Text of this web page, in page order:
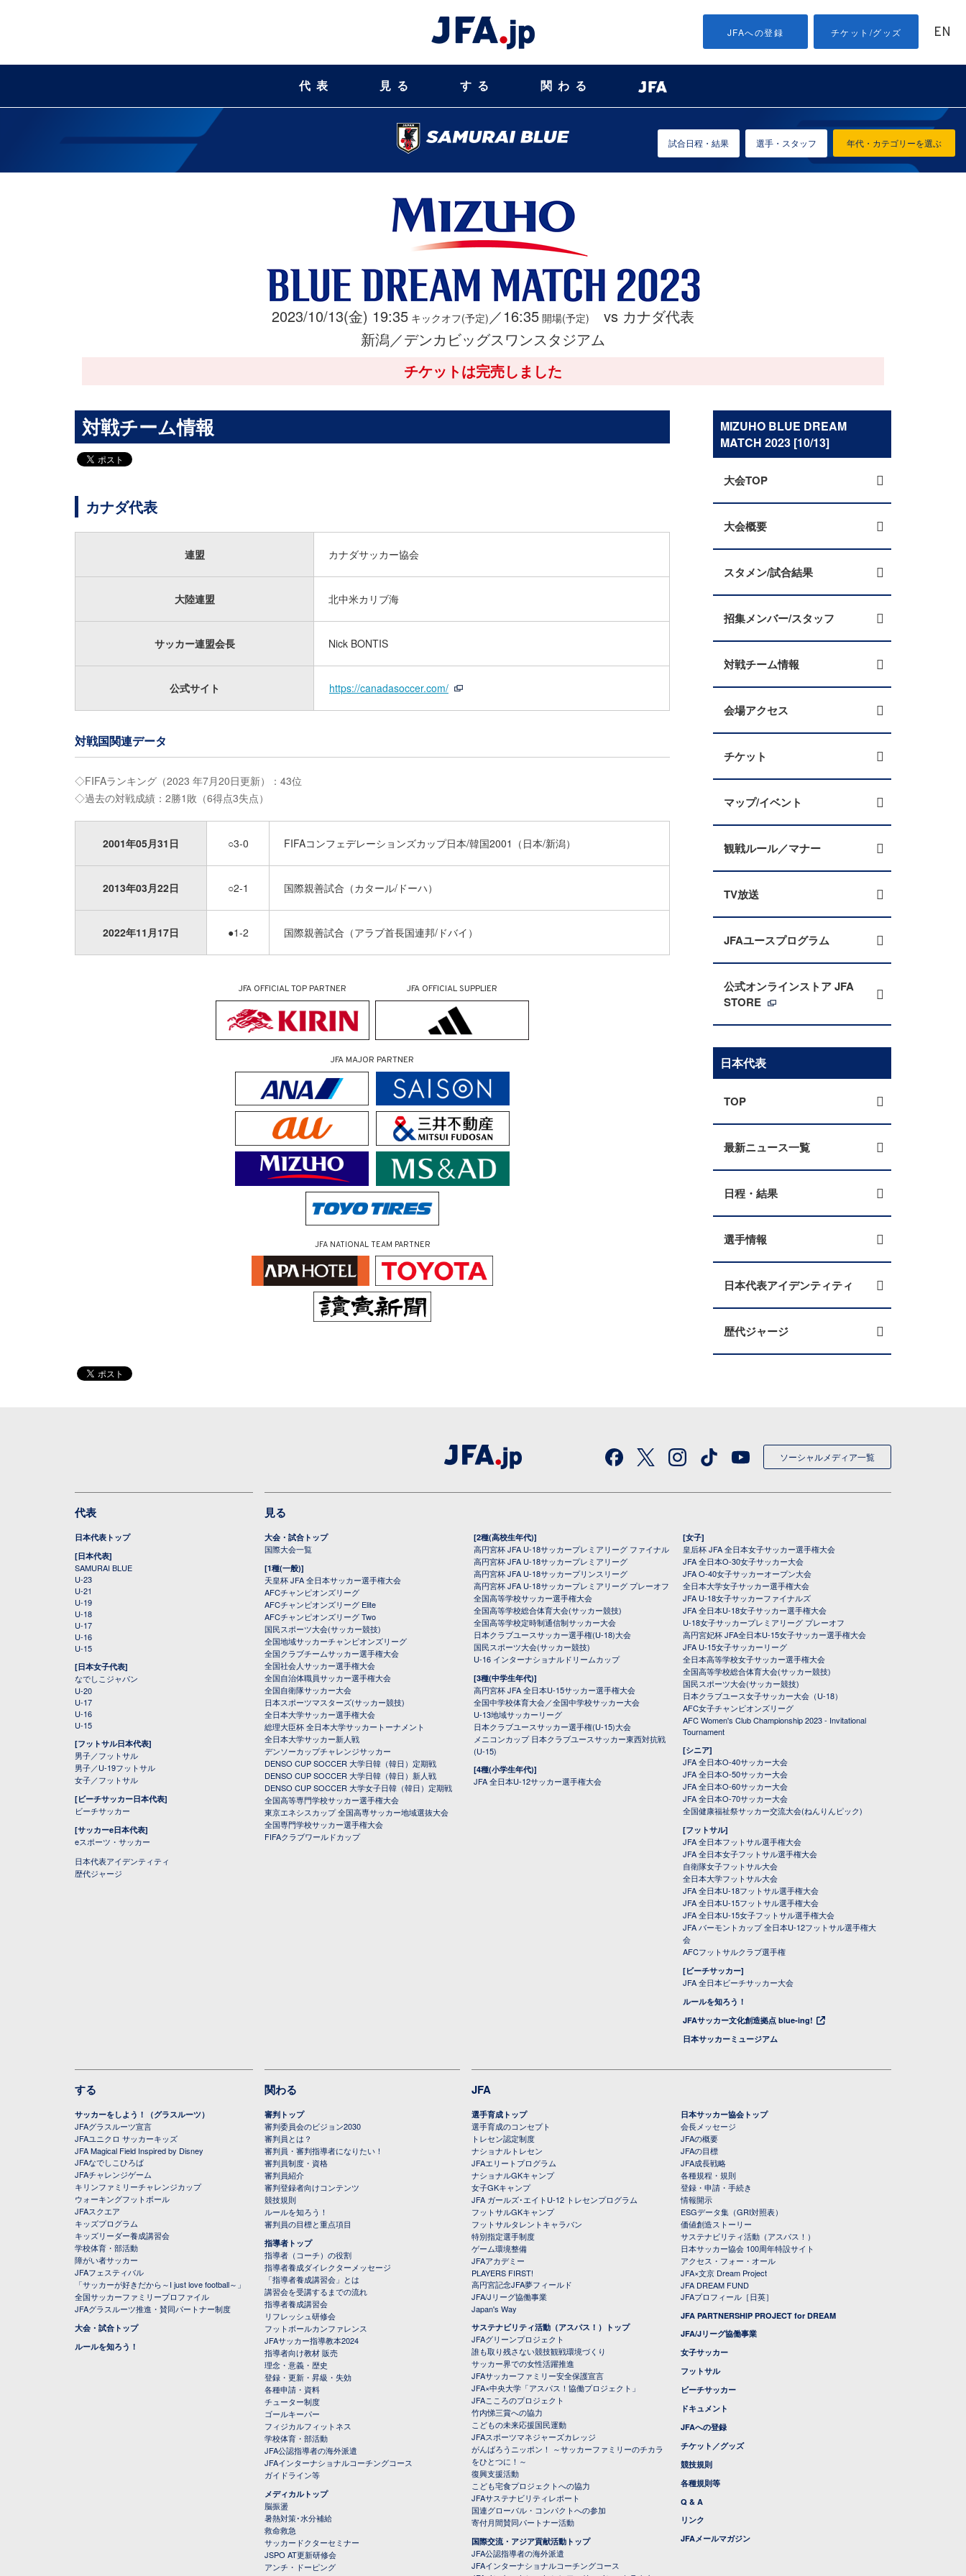
JFAへの登録 チケット/グッズ EN
代表 見る する 関わる
年代・カテゴリーを選ぶ
試合日程・結果 選手・スタッフ
2023/10/13(金) 19:35 キックオフ(予定) ／16:35 開場(予定)
vs カナダ代表
新潟／デンカビッグスワンスタジアム
チケットは完売しました
対戦チーム情報
カナダ代表
連盟 カナダサッカー協会
大陸連盟 北中米カリブ海
サッカー連盟会長 Nick BONTIS
公式サイト https://canadasoccer.com/
対戦国関連データ
◇FIFAランキング（2023 年7月20日更新）：43位
◇過去の対戦成績：2勝1敗（6得点3失点）
2001年05月31日 ○3-0 FIFAコンフェデレーションズカップ日本/韓国2001（日本/新潟）
2013年03月22日 ○2-1 国際親善試合（カタール/ドーハ）
2022年11月17日 ●1-2 国際親善試合（アラブ首長国連邦/ドバイ）
JFA OFFICIALTOP PARTNER JFA OFFICIALSUPPLIER
JFA MAJOR PARTNER
JFA NATIONAL TEAM PARTNER
MIZUHO BLUE DREAM
MATCH 2023 [10/13]
大会TOP
大会概要
スタメン/試合結果
招集メンバー/スタッフ
対戦チーム情報
会場アクセス
チケット
マップ/イベント
観戦ルール／マナー
TV放送
JFAユースプログラム
公式オンラインストア JFA
STORE
日本代表
TOP
最新ニュース一覧
日程・結果
選手情報
日本代表アイデンティティ
歴代ジャージ
ソーシャルメディア一覧
代表
日本代表トップ
[日本代表]
SAMURAI BLUE
U-23
U-21
U-19
U-18
U-17
U-16
U-15
[日本女子代表]
なでしこジャパン
U-20
U-17
U-16
U-15
[フットサル日本代表]
男子／フットサル
男子／U-19フットサル
女子／フットサル
[ビーチサッカー日本代表]
ビーチサッカー
[サッカーe日本代表]
eスポーツ・サッカー
日本代表アイデンティティ
歴代ジャージ
見る
大会・試合トップ
国際大会一覧
[1種(一般)]
天皇杯 JFA 全日本サッカー選手権大会
AFCチャンピオンズリーグ
AFCチャンピオンズリーグ Elite
AFCチャンピオンズリーグ Two
国民スポーツ大会(サッカー競技)
全国地域サッカーチャンピオンズリーグ
全国クラブチームサッカー選手権大会
全国社会人サッカー選手権大会
全国自治体職員サッカー選手権大会
全国自衛隊サッカー大会
日本スポーツマスターズ(サッカー競技)
全日本大学サッカー選手権大会
総理大臣杯 全日本大学サッカートーナメント
全日本大学サッカー新人戦
デンソーカップチャレンジサッカー
DENSO CUP SOCCER 大学日韓（韓日）定期戦
DENSO CUP SOCCER 大学日韓（韓日）新人戦
DENSO CUP SOCCER 大学女子日韓（韓日）定期戦
全国高等専門学校サッカー選手権大会
東京エネシスカップ 全国高専サッカー地域選抜大会
全国専門学校サッカー選手権大会
FIFAクラブワールドカップ
[2種(高校生年代)]
高円宮杯 JFA U-18サッカープレミアリーグ ファイナル
高円宮杯 JFA U-18サッカープレミアリーグ
高円宮杯 JFA U-18サッカープリンスリーグ
高円宮杯 JFA U-18サッカープレミアリーグ プレーオフ
全国高等学校サッカー選手権大会
全国高等学校総合体育大会(サッカー競技)
全国高等学校定時制通信制サッカー大会
日本クラブユースサッカー選手権(U-18)大会
国民スポーツ大会(サッカー競技)
U-16 インターナショナルドリームカップ
[3種(中学生年代)]
高円宮杯 JFA 全日本U-15サッカー選手権大会
全国中学校体育大会／全国中学校サッカー大会
U-13地域サッカーリーグ
日本クラブユースサッカー選手権(U-15)大会
メニコンカップ 日本クラブユースサッカー東西対抗戦
(U-15)
[4種(小学生年代)]
JFA 全日本U-12サッカー選手権大会
[女子]
皇后杯 JFA 全日本女子サッカー選手権大会
JFA 全日本O-30女子サッカー大会
JFA O-40女子サッカーオープン大会
全日本大学女子サッカー選手権大会
JFA U-18女子サッカーファイナルズ
JFA 全日本U-18女子サッカー選手権大会
U-18女子サッカープレミアリーグ プレーオフ
高円宮妃杯 JFA全日本U-15女子サッカー選手権大会
JFA U-15女子サッカーリーグ
全日本高等学校女子サッカー選手権大会
全国高等学校総合体育大会(サッカー競技)
国民スポーツ大会(サッカー競技)
日本クラブユース女子サッカー大会（U-18）
AFC女子チャンピオンズリーグ
AFC Women's Club Championship 2023 - Invitational
Tournament
[シニア]
JFA 全日本O-40サッカー大会
JFA 全日本O-50サッカー大会
JFA 全日本O-60サッカー大会
JFA 全日本O-70サッカー大会
全国健康福祉祭サッカー交流大会(ねんりんピック)
[フットサル]
JFA 全日本フットサル選手権大会
JFA 全日本女子フットサル選手権大会
自衛隊女子フットサル大会
全日本大学フットサル大会
JFA 全日本U-18フットサル選手権大会
JFA 全日本U-15フットサル選手権大会
JFA 全日本U-15女子フットサル選手権大会
JFA バーモントカップ 全日本U-12フットサル選手権大
会
AFCフットサルクラブ選手権
[ビーチサッカー]
JFA 全日本ビーチサッカー大会
ルールを知ろう！
JFAサッカー文化創造拠点 blue-ing!
日本サッカーミュージアム
する
サッカーをしよう！（グラスルーツ）
JFAグラスルーツ宣言
JFAユニクロ サッカーキッズ
JFA Magical Field Inspired by Disney
JFAなでしこひろば
JFAチャレンジゲーム
キリンファミリーチャレンジカップ
ウォーキングフットボール
JFAスクエア
キッズプログラム
キッズリーダー養成講習会
学校体育・部活動
障がい者サッカー
JFAフェスティバル
「サッカーが好きだから～I just love football～」
全国サッカーファミリープロファイル
JFAグラスルーツ推進・賛同パートナー制度
大会・試合トップ
ルールを知ろう！
関わる
審判トップ
審判委員会のビジョン2030
審判員とは？
審判員・審判指導者になりたい！
審判員制度・資格
審判員紹介
審判登録者向けコンテンツ
競技規則
ルールを知ろう！
審判員の目標と重点項目
指導者トップ
指導者（コーチ）の役割
指導者養成ダイレクターメッセージ
「指導者養成講習会」とは
講習会を受講するまでの流れ
指導者養成講習会
リフレッシュ研修会
フットボールカンファレンス
JFAサッカー指導教本2024
指導者向け教材 販売
理念・意義・歴史
登録・更新・昇級・失効
各種申請・資料
チューター制度
ゴールキーパー
フィジカルフィットネス
学校体育・部活動
JFA公認指導者の海外派遣
JFAインターナショナルコーチングコース
ガイドライン等
メディカルトップ
脳振盪
暑熱対策･水分補給
救命救急
サッカードクターセミナー
JSPO AT更新研修会
アンチ・ドーピング
JFA
選手育成トップ
選手育成のコンセプト
トレセン認定制度
ナショナルトレセン
JFAエリートプログラム
ナショナルGKキャンプ
女子GKキャンプ
JFA ガールズ･エイトU-12 トレセンプログラム
フットサルGKキャンプ
フットサルタレントキャラバン
特別指定選手制度
ゲーム環境整備
JFAアカデミー
PLAYERS FIRST!
高円宮記念JFA夢フィールド
JFA/Jリーグ協働事業
Japan's Way
サステナビリティ活動（アスパス！）トップ
JFAグリーンプロジェクト
誰も取り残さない競技観戦環境づくり
サッカー界での女性活躍推進
JFAサッカーファミリー安全保護宣言
JFA×中央大学「アスパス！協働プロジェクト」
JFAこころのプロジェクト
竹内悌三賞への協力
こどもの未来応援国民運動
JFAスポーツマネジャーズカレッジ
がんばろうニッポン！ ～サッカーファミリーのチカラ
をひとつに！～
復興支援活動
こども宅食プロジェクトへの協力
JFAサステナビリティレポート
国連グローバル・コンパクトへの参加
寄付月間賛同パートナー活動
国際交流・アジア貢献活動トップ
JFA公認指導者の海外派遣
JFAインターナショナルコーチングコース
日本サッカー協会トップ
会長メッセージ
JFAの概要
JFAの目標
JFA成長戦略
各種規程・規則
登録・申請・手続き
情報開示
ESGデータ集（GRI対照表）
価値創造ストーリー
サステナビリティ活動（アスパス！）
日本サッカー協会 100周年特設サイト
アクセス・フォー・オール
JFA×文京 Dream Project
JFA DREAM FUND
JFAプロフィール［日英］
JFA PARTNERSHIP PROJECT for DREAM
JFA/Jリーグ協働事業
女子サッカー
フットサル
ビーチサッカー
ドキュメント
JFAへの登録
チケット／グッズ
競技規則
各種規則等
Q & A
リンク
JFAメールマガジン